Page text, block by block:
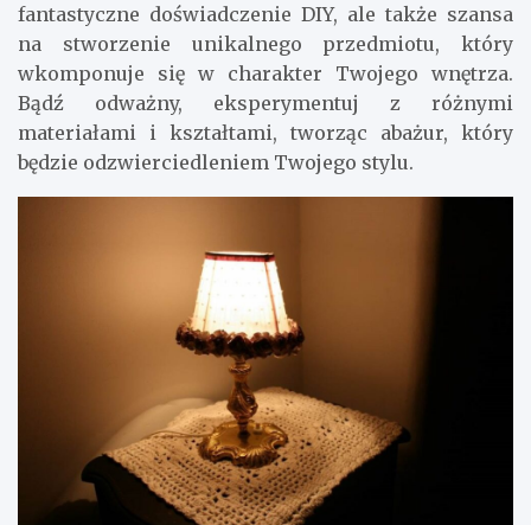
fantastyczne doświadczenie DIY, ale także szansa
na stworzenie unikalnego przedmiotu, który
wkomponuje się w charakter Twojego wnętrza.
Bądź odważny, eksperymentuj z różnymi
materiałami i kształtami, tworząc abażur, który
będzie odzwierciedleniem Twojego stylu.